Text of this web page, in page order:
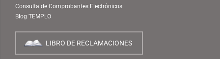
Consulta de Comprobantes Electrónicos
Blog TEMPLO
LIBRO DE RECLAMACIONES